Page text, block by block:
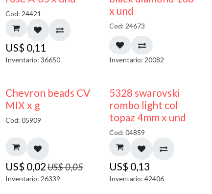
Cod: 24421
US$ 0,11
Inventario: 36650
x und
Cod: 24673
Inventario: 20082
50% DESCUENTO
Chevron beads CV
MIX x g
Cod: 05909
US$ 0,02US$0,05
Inventario: 26339
5328 swarovski
rombo light col
topaz 4mm x und
Cod: 04859
US$ 0,13
Inventario: 42406